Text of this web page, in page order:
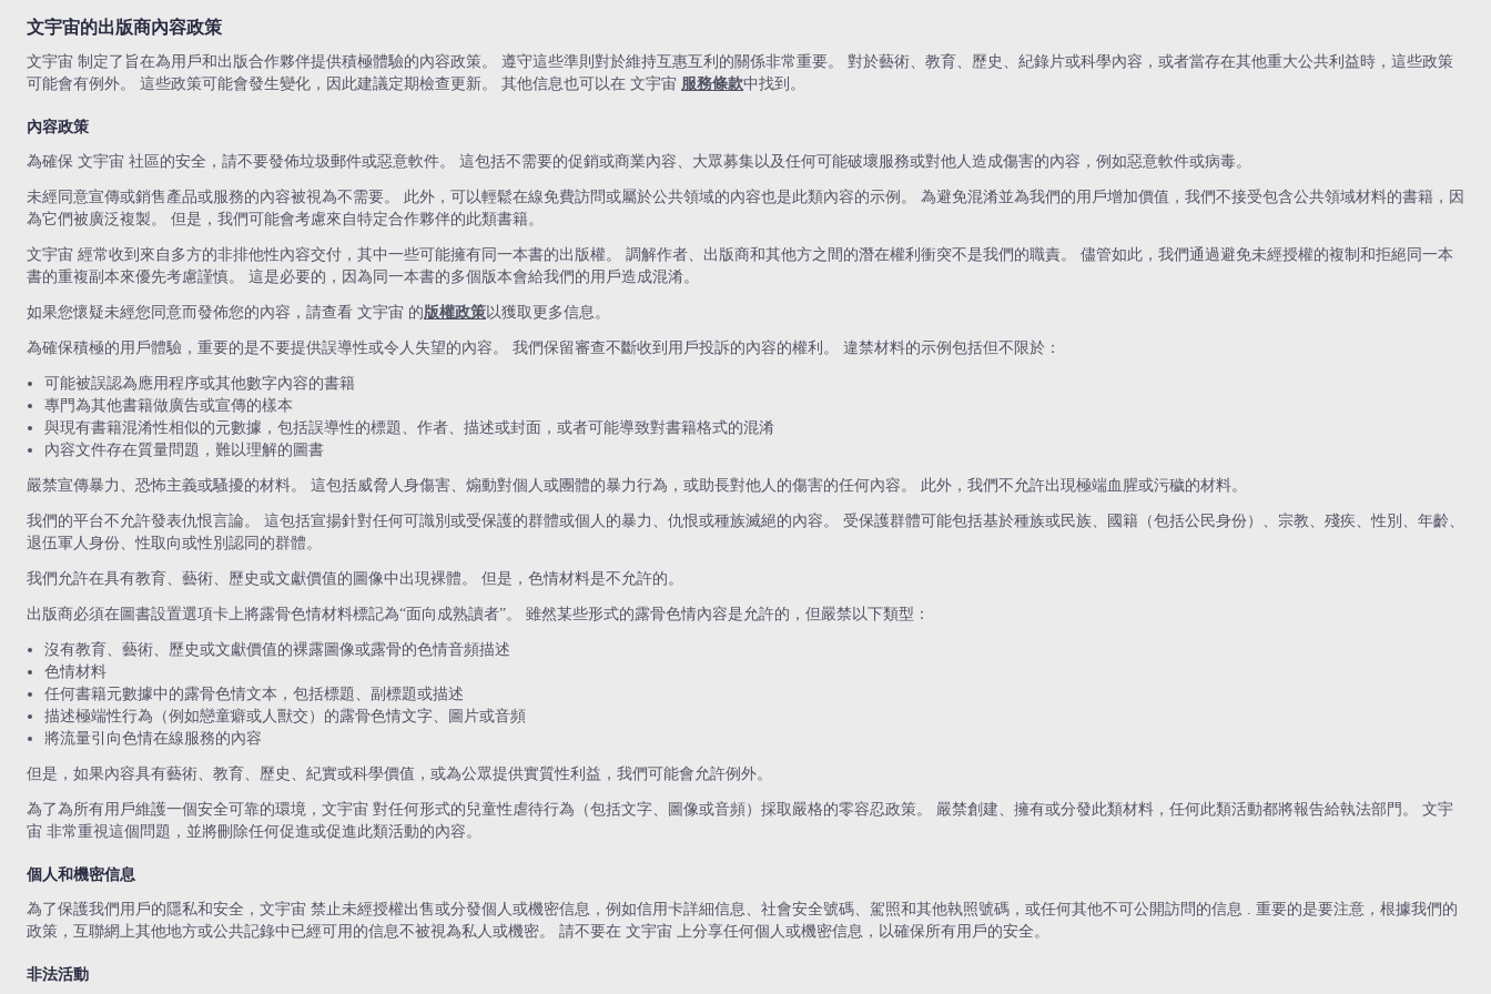
文宇宙的出版商內容政策
文宇宙 制定了旨在為用戶和出版合作夥伴提供積極體驗的內容政策。 遵守這些準則對於維持互惠互利的關係非常重要。 對於藝術、教育、歷史、紀錄片或科學內容，或者當存在其他重大公共利益時，這些政策
可能會有例外。 這些政策可能會發生變化，因此建議定期檢查更新。 其他信息也可以在 文宇宙 服務條款中找到。
內容政策
為確保 文宇宙 社區的安全，請不要發佈垃圾郵件或惡意軟件。 這包括不需要的促銷或商業內容、大眾募集以及任何可能破壞服務或對他人造成傷害的內容，例如惡意軟件或病毒。
未經同意宣傳或銷售產品或服務的內容被視為不需要。 此外，可以輕鬆在線免費訪問或屬於公共領域的內容也是此類內容的示例。 為避免混淆並為我們的用戶增加價值，我們不接受包含公共領域材料的書籍，因
為它們被廣泛複製。 但是，我們可能會考慮來自特定合作夥伴的此類書籍。
文宇宙 經常收到來自多方的非排他性內容交付，其中一些可能擁有同一本書的出版權。 調解作者、出版商和其他方之間的潛在權利衝突不是我們的職責。 儘管如此，我們通過避免未經授權的複制和拒絕同一本
書的重複副本來優先考慮謹慎。 這是必要的，因為同一本書的多個版本會給我們的用戶造成混淆。
如果您懷疑未經您同意而發佈您的內容，請查看 文宇宙 的版權政策以獲取更多信息。
為確保積極的用戶體驗，重要的是不要提供誤導性或令人失望的內容。 我們保留審查不斷收到用戶投訴的內容的權利。 違禁材料的示例包括但不限於：
可能被誤認為應用程序或其他數字內容的書籍
專門為其他書籍做廣告或宣傳的樣本
與現有書籍混淆性相似的元數據，包括誤導性的標題、作者、描述或封面，或者可能導致對書籍格式的混淆
內容文件存在質量問題，難以理解的圖書
嚴禁宣傳暴力、恐怖主義或騷擾的材料。 這包括威脅人身傷害、煽動對個人或團體的暴力行為，或助長對他人的傷害的任何內容。 此外，我們不允許出現極端血腥或污穢的材料。
我們的平台不允許發表仇恨言論。 這包括宣揚針對任何可識別或受保護的群體或個人的暴力、仇恨或種族滅絕的內容。 受保護群體可能包括基於種族或民族、國籍（包括公民身份）、宗教、殘疾、性別、年齡、
退伍軍人身份、性取向或性別認同的群體。
我們允許在具有教育、藝術、歷史或文獻價值的圖像中出現裸體。 但是，色情材料是不允許的。
出版商必須在圖書設置選項卡上將露骨色情材料標記為“面向成熟讀者”。 雖然某些形式的露骨色情內容是允許的，但嚴禁以下類型：
沒有教育、藝術、歷史或文獻價值的裸露圖像或露骨的色情音頻描述
色情材料
任何書籍元數據中的露骨色情文本，包括標題、副標題或描述
描述極端性行為（例如戀童癖或人獸交）的露骨色情文字、圖片或音頻
將流量引向色情在線服務的內容
但是，如果內容具有藝術、教育、歷史、紀實或科學價值，或為公眾提供實質性利益，我們可能會允許例外。
為了為所有用戶維護一個安全可靠的環境，文宇宙 對任何形式的兒童性虐待行為（包括文字、圖像或音頻）採取嚴格的零容忍政策。 嚴禁創建、擁有或分發此類材料，任何此類活動都將報告給執法部門。 文宇
宙 非常重視這個問題，並將刪除任何促進或促進此類活動的內容。
個人和機密信息
為了保護我們用戶的隱私和安全，文宇宙 禁止未經授權出售或分發個人或機密信息，例如信用卡詳細信息、社會安全號碼、駕照和其他執照號碼，或任何其他不可公開訪問的信息 . 重要的是要注意，根據我們的
政策，互聯網上其他地方或公共記錄中已經可用的信息不被視為私人或機密。 請不要在 文宇宙 上分享任何個人或機密信息，以確保所有用戶的安全。
非法活動